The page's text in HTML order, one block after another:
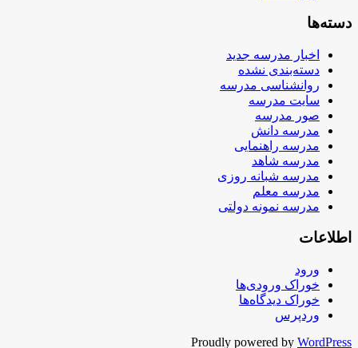
دسته‌ها
اخبار مدرسه جدید
دسته‌بندی نشده
روانشناسی مدرسه
سایت مدرسه
صور مدرسه
مدرسه دانش
مدرسه راهنمایی
مدرسه شاهد
مدرسه شبانه روزی
مدرسه معلم
مدرسه نمونه دولتی
اطلاعات
ورود
خوراک ورودی‌ها
خوراک دیدگاه‌ها
وردپرس
Proudly powered by WordPress